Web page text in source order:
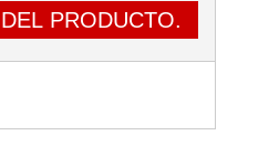
PRODUCTO.